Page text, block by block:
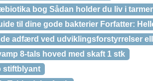
bog Sådan holder du liv i
til dine gode bakterier Forfatter:
adfærd ved udviklingsforstyrrelser
8-tals hoved med skaft 1 stk
stiftblyant